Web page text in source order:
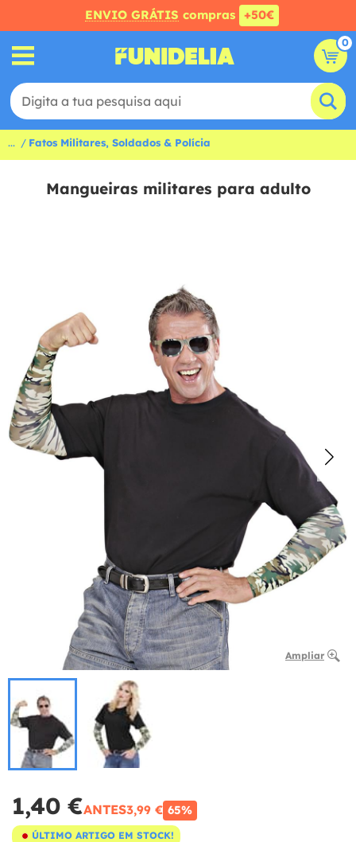
ENVIO GRÁTIS compras +50€
0
... Fatos Militares, Soldados & Polícia
Mangueiras militares para adulto
Ampliar
1,40 €ANTES3,99 € 65%
ÚLTIMO ARTIGO EM STOCK!